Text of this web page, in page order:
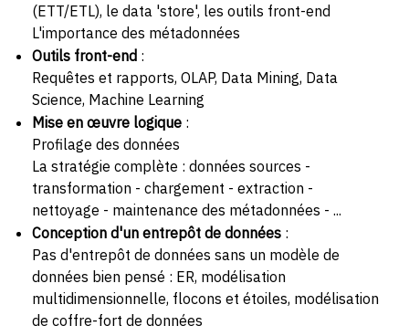
(ETT/ETL), le data 'store', les outils front-end
L'importance des métadonnées
Outils front-end :
Requêtes et rapports, OLAP, Data Mining, Data
Science, Machine Learning
Mise en œuvre logique :
Profilage des données
La stratégie complète : données sources -
transformation - chargement - extraction -
nettoyage - maintenance des métadonnées - ...
Conception d'un entrepôt de données :
Pas d'entrepôt de données sans un modèle de
données bien pensé : ER, modélisation
multidimensionnelle, flocons et étoiles, modélisation
de coffre-fort de données